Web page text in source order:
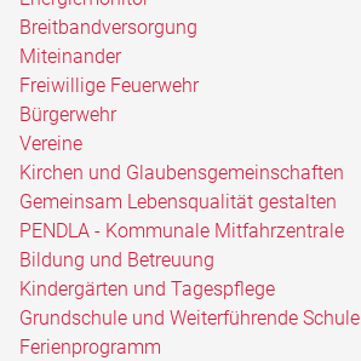
Breitbandversorgung
Miteinander
Freiwillige Feuerwehr
Bürgerwehr
Vereine
Kirchen und Glaubensgemeinschaften
Gemeinsam Lebensqualität gestalten
PENDLA - Kommunale Mitfahrzentrale
Bildung und Betreuung
Kindergärten und Tagespflege
Grundschule und Weiterführende Schule
Ferienprogramm